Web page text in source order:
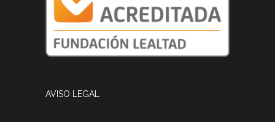
AVISO LEGAL